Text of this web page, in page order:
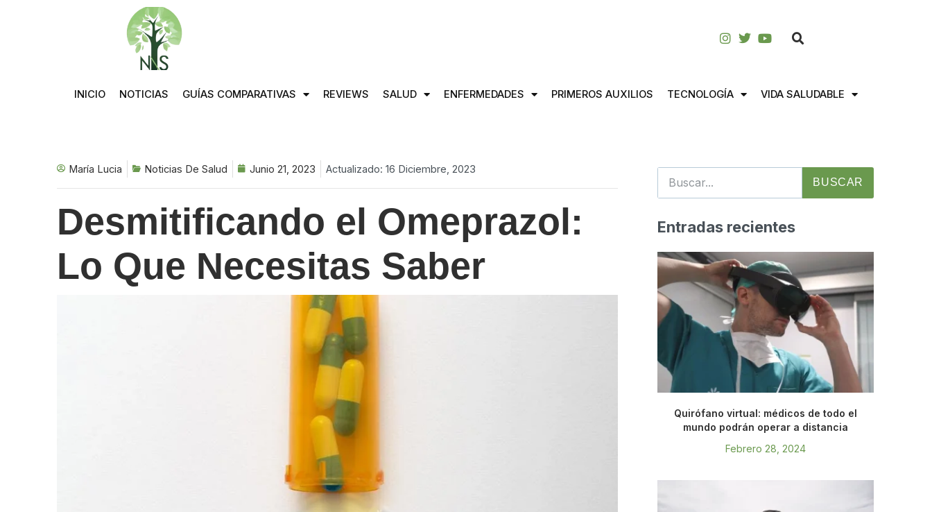
INICIO NOTICIAS GUÍAS COMPARATIVAS REVIEWS SALUD ENFERMEDADES PRIMEROS AUXILIOS TECNOLOGÍA VIDA SALUDABLE
María Lucia Noticias De Salud Junio 21, 2023 Actualizado: 16 Diciembre, 2023
Desmitificando el Omeprazol:
Lo Que Necesitas Saber
BUSCAR
Entradas recientes
Quirófano virtual: médicos de todo el
mundo podrán operar a distancia
Febrero 28, 2024